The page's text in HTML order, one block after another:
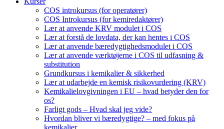
COS introkursus (for operatører)
COS Introkursus (for kemiredaktører)
Lær at anvende KRV modulet i COS
Lær at forstå de lovdata, der kan hentes i COS
Lær at anvende bæredygtighedsmodulet i COS
Lær at anvende værktøjerne i COS til udfasning &
substitution
Grundkursus i kemikalier & sikkerhed
Lær at udarbejde en kemisk risikovurdering (KRV)
Kemikalielovgivningen i EU – hvad betyder den for
os?
Farligt gods – Hvad skal jeg vide?
Hvordan bliver vi bæredygtige? – med fokus på
kemikalier